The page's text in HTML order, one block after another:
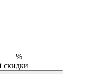
%
скидки